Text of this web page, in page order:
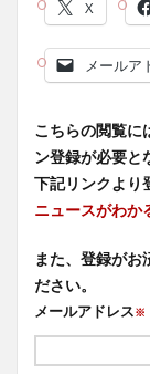
X
メールア
こちらの閲覧に
ン登録が必要と
下記リンクより
ニュースがわか
また、登録がお
ださい。
メールアドレス※